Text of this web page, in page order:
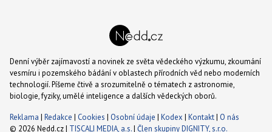
Denní výběr zajímavostí a novinek ze světa vědeckého výzkumu, zkoumání
vesmíru i pozemského bádání v oblastech přírodních věd nebo moderních
technologií. Píšeme čtivě a srozumitelně o tématech z astronomie,
biologie, fyziky, umělé inteligence a dalších vědeckých oborů.
Reklama | Redakce | Cookies | Osobní údaje | Kodex | Kontakt| O nás
© 2026 Nedd.cz | TISCALI MEDIA, a.s.| Člen skupiny DIGNITY, s.r.o.